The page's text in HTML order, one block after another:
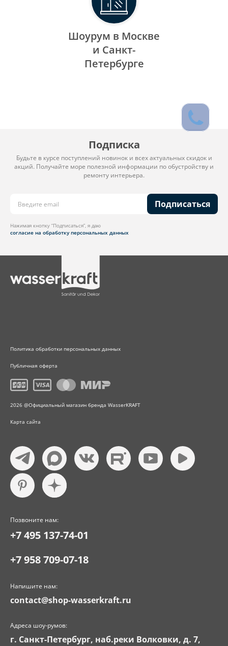
Шоурум в Москве
и Санкт-
Петербурге
Подписка
Будьте в курсе поступлений новинок и всех актуальных скидок и
акций. Получайте море полезной информации по обустройству и
ремонту интерьера.
Подписаться
Нажимая кнопку “Подписаться”, я даю
согласие на обработку персональных данных
Политика обработки персональных данных
Публичная оферта
2026 @Официальный магазин бренда WasserKRAFT
Карта сайта
Позвоните нам:
+7 495 137-74-01
+7 958 709-07-18
Напишите нам:
contact@shop-wasserkraft.ru
Адреса шоу-румов:
г. Санкт-Петербург, наб.реки Волковки, д. 7,